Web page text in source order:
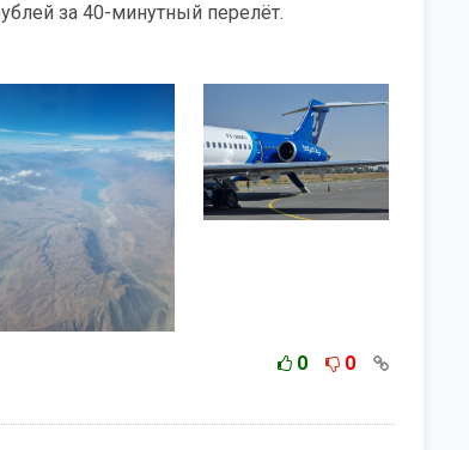
за 40-минутный перелёт.
0 0